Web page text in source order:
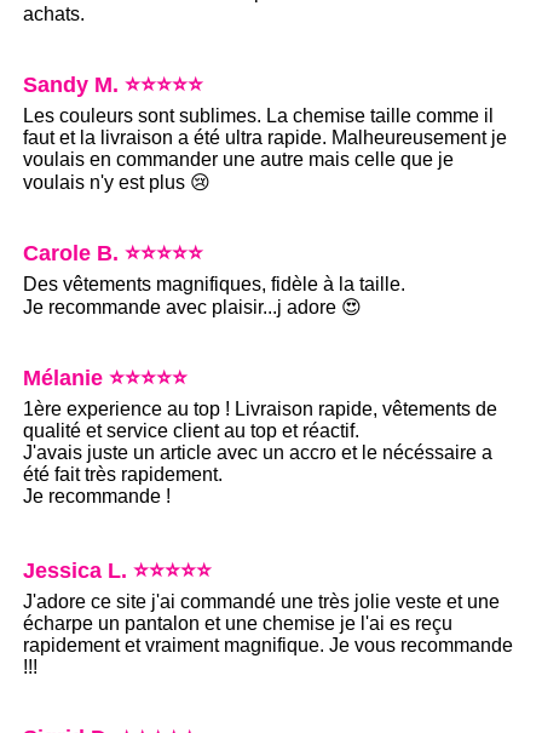
achats.
Sandy M. ⭐⭐⭐⭐⭐
Les couleurs sont sublimes. La chemise taille comme il
faut et la livraison a été ultra rapide. Malheureusement je
voulais en commander une autre mais celle que je
voulais n'y est plus 😢
Carole B. ⭐⭐⭐⭐⭐
Des vêtements magnifiques, fidèle à la taille.
Je recommande avec plaisir...j adore 😍
Mélanie ⭐⭐⭐⭐⭐
1ère experience au top ! Livraison rapide, vêtements de
qualité et service client au top et réactif.
J'avais juste un article avec un accro et le nécéssaire a
été fait très rapidement.
Je recommande !
Jessica L. ⭐⭐⭐⭐⭐
J'adore ce site j'ai commandé une très jolie veste et une
écharpe un pantalon et une chemise je l'ai es reçu
rapidement et vraiment magnifique. Je vous recommande
!!!